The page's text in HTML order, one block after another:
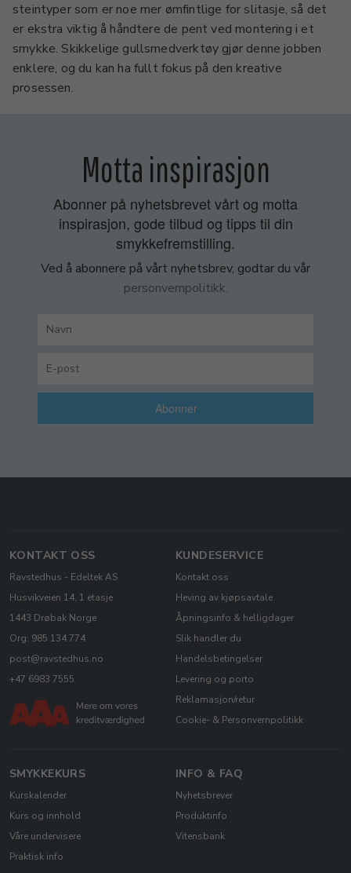
steintyper som er noe mer ømfintlige for slitasje, så det
er ekstra viktig å håndtere de pent ved montering i et
smykke. Skikkelige gullsmedverktøy gjør denne jobben
enklere, og du kan ha fullt fokus på den kreative
prosessen.
Motta inspirasjon
Abonner på nyhetsbrevet vårt og motta
inspirasjon, gode tilbud og tipps til din
smykkefremstilling.
Ved å abonnere på vårt nyhetsbrev, godtar du vår
personvernpolitikk.
Abonner
KONTAKT OSS
Ravstedhus - Edeltek AS
Husvikveien 14, 1 etasje
1443 Drøbak Norge
Org: 985 134 774
post@ravstedhus.no
+47 6983 7555
KUNDESERVICE
Kontakt oss
Heving av kjøpsavtale
Åpningsinfo & helligdager
Slik handler du
Handelsbetingelser
Levering og porto
Reklamasjon/retur
Cookie- & Personvernpolitikk
SMYKKEKURS
Kurskalender
Kurs og innhold
Våre undervisere
Praktisk info
INFO & FAQ
Nyhetsbrever
Produktinfo
Vitensbank